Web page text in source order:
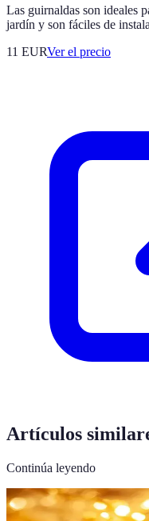
Las guirnaldas son ideales
jardín y son fáciles de
11 EURVer el precio
Artículos
Continúa leyendo